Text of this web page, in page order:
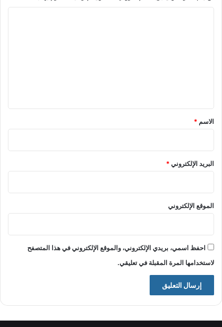
*
الاسم *
البريد الإلكتروني*
الموقع الإلكتروني
احفظ اسمي، بريدي الإلكتروني، والموقع الإلكتروني في هذا المتصفح
لاستخدامها المرة المقبلة في تعليقي.